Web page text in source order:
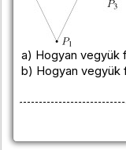
a) Hogyan vegyük
b) Hogyan vegyük